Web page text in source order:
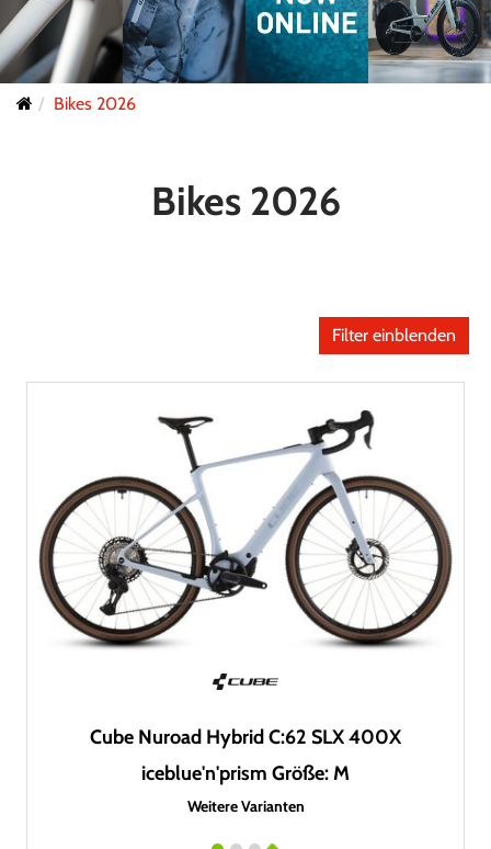
Bikes 2026
Bikes 2026
Filter einblenden
Cube Nuroad Hybrid C:62 SLX 400X
iceblue'n'prism Größe: M
Weitere Varianten